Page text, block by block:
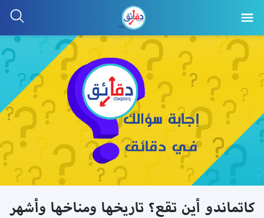
كاتماندو أين تقع؟ تاريخها ومناخها وأشهر